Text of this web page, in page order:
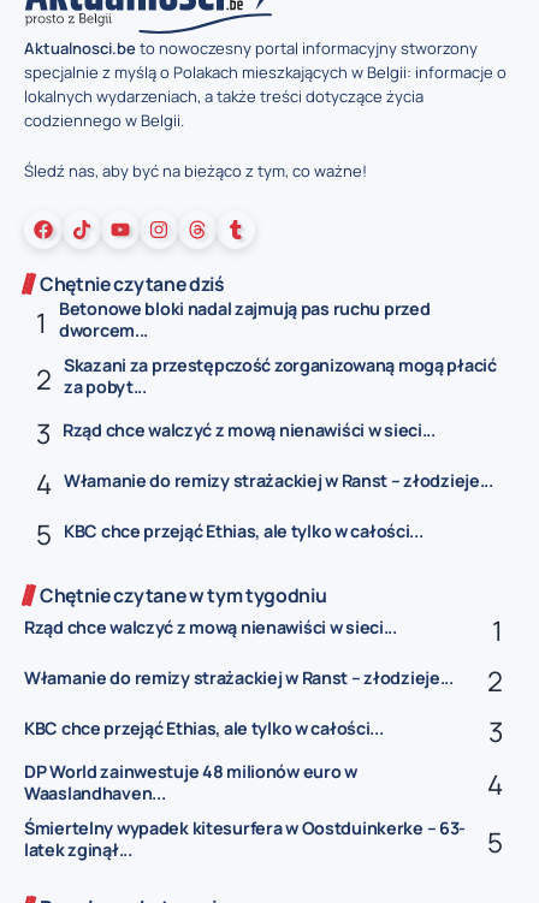
Aktualnosci.beto nowoczesny portal informacyjny stworzony
specjalnie z myślą o Polakach mieszkających w Belgii: informacje o
lokalnych wydarzeniach, a także treści dotyczące życia
codziennego w Belgii.
Śledź nas, aby być na bieżąco z tym, co ważne!
Chętnie czytane dziś
Betonowe bloki nadal zajmują pas ruchu przed
dworcem...
Skazani za przestępczość zorganizowaną mogą płacić
za pobyt...
Rząd chce walczyć z mową nienawiści w sieci...
Włamanie do remizy strażackiej w Ranst – złodzieje...
KBC chce przejąć Ethias, ale tylko w całości...
Chętnie czytane w tym tygodniu
Rząd chce walczyć z mową nienawiści w sieci...
Włamanie do remizy strażackiej w Ranst – złodzieje...
KBC chce przejąć Ethias, ale tylko w całości...
DP World zainwestuje 48 milionów euro w
Waaslandhaven...
Śmiertelny wypadek kitesurfera w Oostduinkerke – 63-
latek zginął...